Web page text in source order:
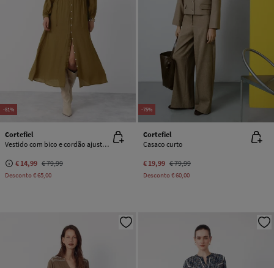
-81%
Cortefiel
Vestido com bico e cordão ajustável
€ 14,99 € 79,99
Desconto€ 65,00
-75%
Cortefiel
Casaco curto
€ 19,99 € 79,99
Desconto€ 60,00